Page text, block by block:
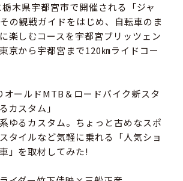
木県宇都宮市で開催される「ジャ
の観戦ガイドをはじめ、自転車のま
楽しむコースを宇都宮ブリッツェン
京から宇都宮まで120㎞ライドコー
オールドMTB＆ロードバイク新スタ
カスタム」
ゆるカスタム。ちょっと古めなスポ
タイルなど気軽に乗れる「人気ショ
」を取材してみた!